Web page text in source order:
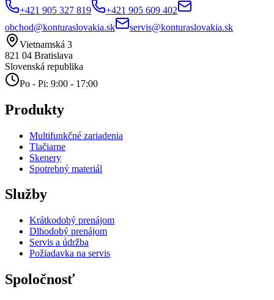
+421 905 327 819
+421 905 609 402
obchod@konturaslovakia.sk
servis@konturaslovakia.sk
Vietnamská 3
821 04 Bratislava
Slovenská republika
Po - Pi: 9:00 - 17:00
Produkty
Multifunkčné zariadenia
Tlačiarne
Skenery
Spotrebný materiál
Služby
Krátkodobý prenájom
Dlhodobý prenájom
Servis a údržba
Požiadavka na servis
Spoločnosť